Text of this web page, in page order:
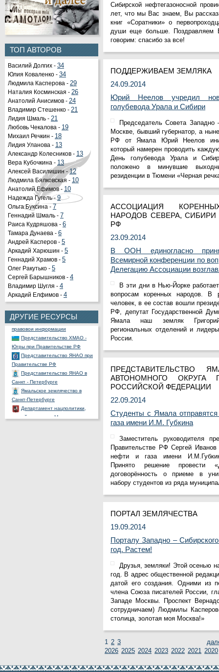
ТОП АВТОРОВ
Василий Долгих - 34
Юлия Коваленко - 34
Людмила Касперова - 29
Наталия Косминская - 26
Анатолий Анисимов - 24
Владимир Стешенко - 21
Лидия Шмаль - 21
Любовь Чекалова - 19
Михаил Речкин - 18
Лидия Уланова - 13
Александр Колесников - 13
Вера Кубочкина - 13
Алексей Василишин -12
Людмила Бялковская - 10
Анатолий Ефимов - 10
Надежда Гугель -9
Ольга Буксина - 7
Геннадий Шмаль - 7
Раиса Кудряшова - 6
Тамара Дунаева - 6
Андрей Касперов - 5
Аркадий Харюшин - 5
Геннадий Храмов - 5
Олег Ракутько - 5
Сергей Барышников - 4
Владимир Шугля - 4
Аркадий Елфимов - 4
ДРУГИЕ РЕСУРСЫ
Органы государственной
власти РФ
Портал государственных и
Официальный портал
правовой информации
Югры при Правительстве РФ
Правительстве РФ
Санкт - Петербурге
Санкт-Петербурге
связей и туризма Москвы
Общественная палата РФ
Сибирской нефтегазоносной
лет, что мы Вас знаем, Вы
книг «Соратники» о
души еще больше. Поздравляем
говорим: спасибо за все!
ПОДДЕРЖИВАЕМ ЗЕМЛЯКА
24.09.2014
Юрий Неелов учредил
голубевода Урала и Сибири
Председатель Совета Западно
Москве, бывший губернатор, а
РФ от Ямала Юрий Неелов
который намерен проводить
День голубевода Урала и
положено в минувшие
резиденции в Тюмени «Черная
АССОЦИАЦИЯ
НАРОДОВ СЕВЕРА,
РФ
23.09.2014
В ООН единогласно
Всемирной конференции по
Делегацию Ассоциации
В эти дни в Нью-Йорке
вопросам коренных народов. В
человек, в ее состав вошли
РФ, депутат Государственной
Ямала наш земляк
региональных отделений и
России.
ПРЕДСТАВИТЕЛЬСТВО
АВТОНОМНОГО ОКРУГА
РОССИЙСКОЙ ФЕДЕРАЦИИ
22.09.2014
Студенты с Ямала
газа имени И.М. Губкина
Заместитель руководителя
Правительстве РФ Сергей
нефти и газа имени
Принято решение провести
договорённость о приеме в
набору студентов из ряда
ПОРТАЛ ЗЕМЛЯЧЕСТВА
19.09.2014
Порталу Западно –
год. Растем!
Друзья, земляки! Этой осенью
год. В адрес общественной
датой его создания. Одними из
члена Союза писателей России,
Западе Москвы. Проспект
сотрудничаем) Людмилы
столица, золотая моя Москва!»
1 2 3
2026 2025 2024 2023 2022 2021 2020